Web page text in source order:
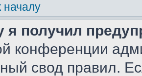
началу
я получил
конференции
свод правил.